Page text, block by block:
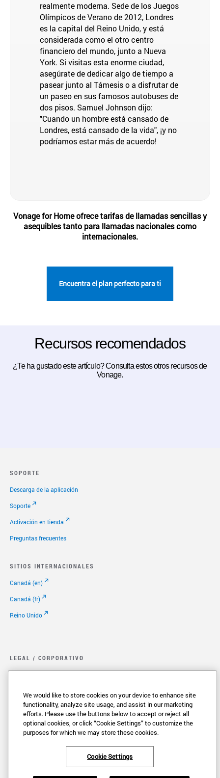
realmente moderna. Sede de los Juegos
Olímpicos de Verano de 2012, Londres
es la capital del Reino Unido, y está
considerada como el otro centro
financiero del mundo, junto a Nueva
York. Si visitas esta enorme ciudad,
asegúrate de dedicar algo de tiempo a
pasear junto al Támesis o a disfrutar de
un paseo en sus famosos autobuses de
dos pisos. Samuel Johnson dijo:
"Cuando un hombre está cansado de
Londres, está cansado de la vida", ¡y no
podríamos estar más de acuerdo!
Vonage for Home ofrece tarifas de llamadas sencillas y
asequibles tanto para llamadas nacionales como
internacionales.
Encuentra el plan perfecto para ti
Recursos recomendados
¿Te ha gustado este artículo? Consulta estos otros recursos de
Vonage.
SOPORTE
Descarga de la aplicación
Soporte
Activación en tienda
Preguntas frecuentes
SITIOS INTERNACIONALES
Canadá (en)
Canadá (fr)
Reino Unido
LEGAL / CORPORATIVO
Cookie Settings
Sus Opciones de Privacidad
We would like to store cookies on your device to enhance site
functionality, analyze site usage, and assist in our marketing
efforts. Please use the buttons below to accept or reject all
optional cookies, or click “Cookie Settings” to customize the
purposes for which we may store these cookies.
Cookie Settings